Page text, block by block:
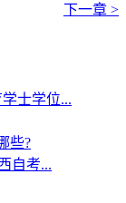
下一章 >
士学位...
些?
自考...